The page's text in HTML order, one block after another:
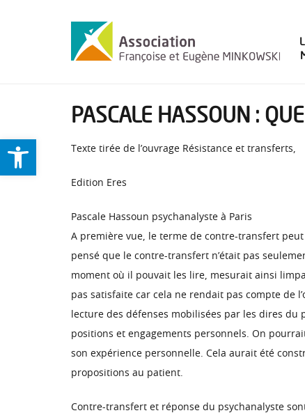
Ouvrir la barre d’outils
PASCALE HASSOUN :
Texte tirée de l’ouvrage Résistance et transferts,
Edition Eres
Pascale Hassoun psychanalyste à Paris
A première vue, le terme de contre-transfert
pensé que le contre-transfert n’était pas
moment où il pouvait les lire, mesurait ainsi
pas satisfaite car cela ne rendait pas compte de
lecture des défenses mobilisées par les dires
positions et engagements personnels. On
son expérience personnelle. Cela aurait été
propositions au patient.
Contre-transfert et réponse du psychanalyste